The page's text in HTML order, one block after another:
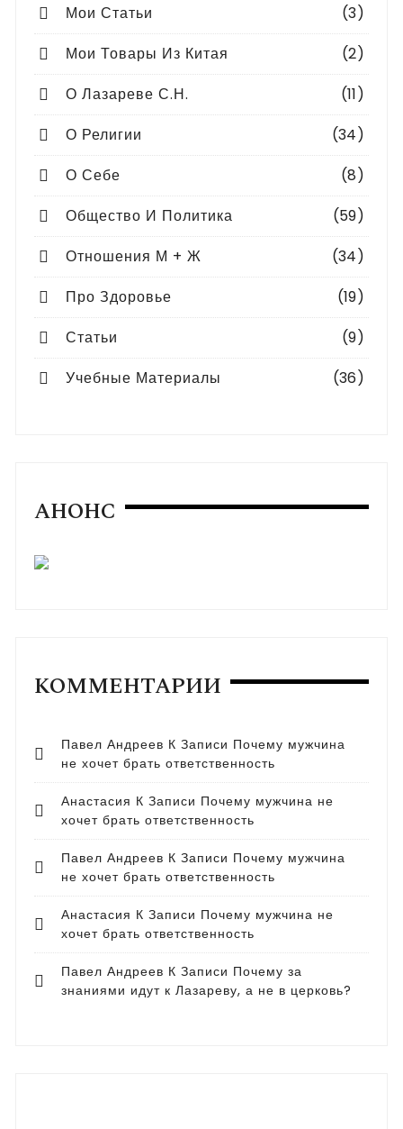
Мои Статьи
(3)
Мои Товары Из Китая
(2)
О Лазареве С.Н.
(11)
О Религии
(34)
О Себе
(8)
Общество И Политика
(59)
Отношения М + Ж
(34)
Про Здоровье
(19)
Статьи
(9)
Учебные Материалы
(36)
АНОНС
КОММЕНТАРИИ
Павел Андреев К Записи Почему мужчина
не хочет брать ответственность
Анастасия К Записи Почему мужчина не
хочет брать ответственность
Павел Андреев К Записи Почему мужчина
не хочет брать ответственность
Анастасия К Записи Почему мужчина не
хочет брать ответственность
Павел Андреев К Записи Почему за
знаниями идут к Лазареву, а не в церковь?